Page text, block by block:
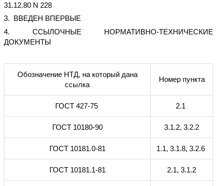
31.12.80 N 228
3. ВВЕДЕН ВПЕРВЫЕ
4. ССЫЛОЧНЫЕ НОРМАТИВНО-ТЕХНИЧЕСКИЕ
ДОКУМЕНТЫ
Обозначение НТД, на который дана
ссылка
Номер пункта
ГОСТ 427-75 2.1
ГОСТ 10180-90 3.1.2, 3.2.2
ГОСТ 10181.0-81 1.1, 3.1.8, 3.2.6
ГОСТ 10181.1-81 2.1, 3.1.2